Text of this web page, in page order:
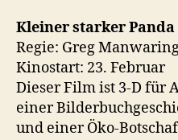
Kleiner starker Panda
Regie: Greg
Kinostart: 23. Februar
Dieser Film ist 3-D für
einer
und einer Öko-